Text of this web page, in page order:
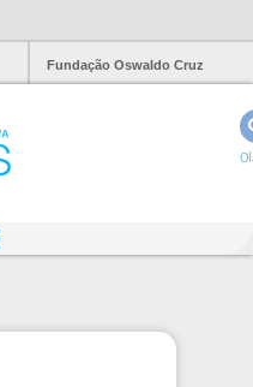
Fundação Oswaldo Cruz